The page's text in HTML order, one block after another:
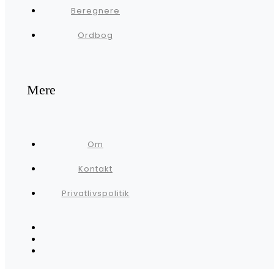
Beregnere
Ordbog
Mere
Om
Kontakt
Privatlivspolitik